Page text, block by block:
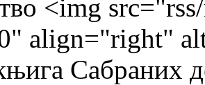
<img
align="right"
Сабраних